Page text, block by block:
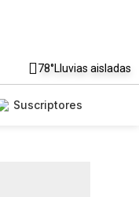
78°Lluvias aisladas
Suscriptores